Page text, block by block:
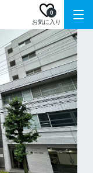
お気に入り
0